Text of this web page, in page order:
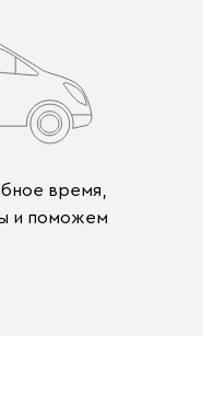
время,
и поможем